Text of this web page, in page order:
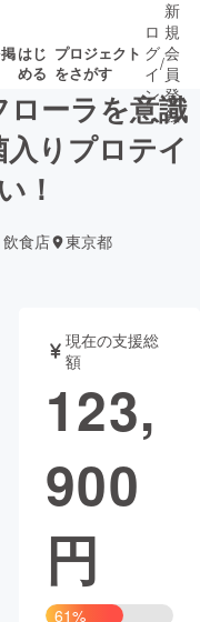
はじ
める
プロジェクト
をさがす
了が近いプ
書籍・雑誌
チャレンジ
Creation
ロ
グ
イ
ン
/
新
規
会
員
登
録
ーラを意識
りプロテイ
！
食店 東京都
現在の支援総
額
123,
900
円
61%